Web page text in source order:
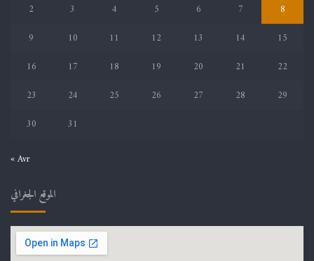
2
3 4 5 6 7
8
9
10 11 12 13 14
15
16
17 18 19 20 21
22
23
24 25 26 27 28
29
30
31
« Avr
الموقع الجغرافي